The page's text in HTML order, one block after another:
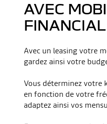
AVEC
Avec un leasing votre
gardez ainsi votre
Vous déterminez votre
en fonction de votre
adaptez ainsi vos